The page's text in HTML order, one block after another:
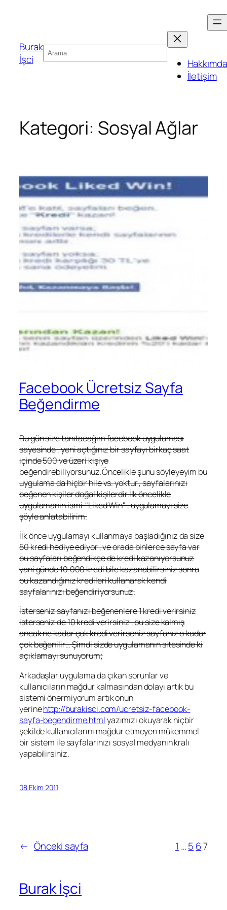
Burak
İşci
Ara
Hakkımda
İletişim
Kategori: Sosyal Ağlar
Facebook Ücretsiz Sayfa
Beğendirme
Bu gün size tanıtacağım facebook uygulaması
sayesinde , yeni açtığınız bir sayfayı birkaç saat
içinde 500 ve üzeri kişiye
beğendirebiliyorsunuz.Öncelikle şunu söyleyeyim bu
uygulama da hiçbir hile vs. yoktur , sayfalarınızı
beğenen kişiler doğal kişilerdir.İlk öncelikle
uygulamanın ismi "Liked Win" , uygulamayı size
şöyle anlatabilirim.
İlk önce uygulamayı kullanmaya başladığınız da size
50 kredi hediye ediyor , ve orada binlerce sayfa var
bu sayfaları beğendikçe de kredi kazanıyorsunuz
yani günde 10.000 kredi bile kazanabilirsiniz sonra
bu kazandığınız kredileri kullanarak kendi
sayfalarınızı beğendiriyorsunuz.
İsterseniz sayfanızı beğenenlere 1 kredi verirsiniz
isterseniz de 10 kredi verirsiniz , bu size kalmış
ancak ne kadar çok kredi verirseniz sayfanız o kadar
çok beğenilir… Şimdi sizde uygulamanın sitesinde ki
açıklamayı sunuyorum;
Arkadaşlar uygulama da çıkan sorunlar ve
kullanıcıların mağdur kalmasından dolayı artık bu
sistemi önermiyorum artık onun
yerinehttp://burakisci.com/ucretsiz-facebook-
sayfa-begendirme.htmlyazımızı okuyarak hiçbir
şekilde kullanıcılarını mağdur etmeyen mükemmel
bir sistem ile sayfalarınızı sosyal medyanın kralı
yapabilirsiniz.
08 Ekim 2011
← Önceki sayfa 1 …5 67
Burak İşci